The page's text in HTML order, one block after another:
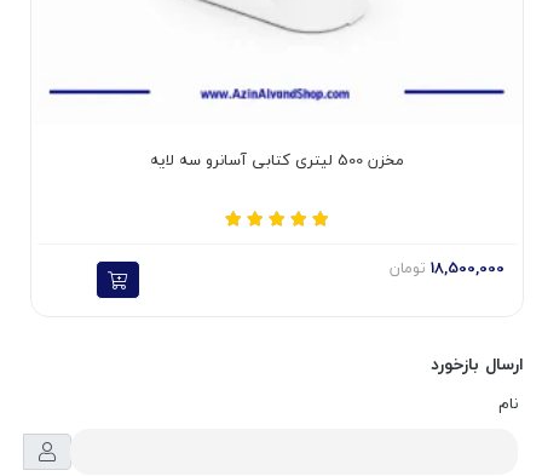
مخزن 500 لیتری کتابی آسانرو سه لایه
18,500,000 تومان
ارسال بازخورد
نام